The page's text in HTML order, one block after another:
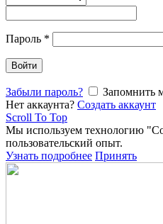
Пароль *
Войти
Забыли пароль?
Запомнить
Нет аккаунта? Создать аккаунт
Scroll To Top
Мы используем технологию
пользовательский опыт.
Узнать подробнее Принять